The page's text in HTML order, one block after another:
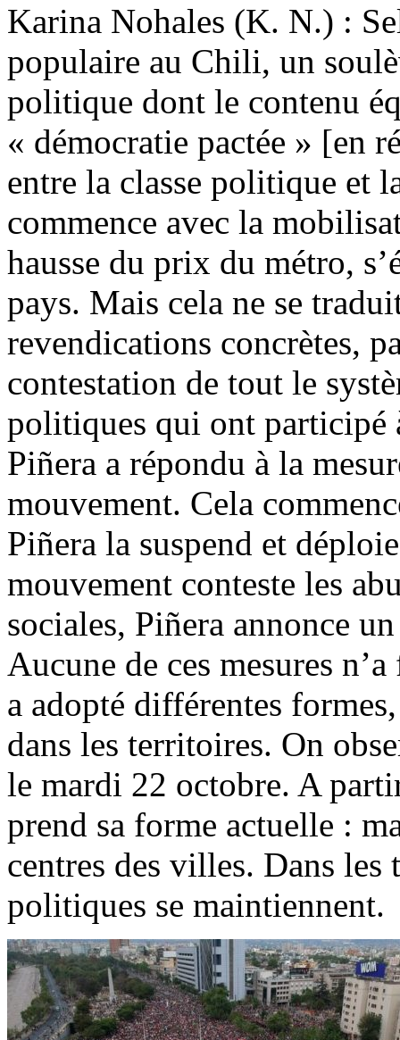
Karina Nohales (K. N.) :
populaire au Chili, un
politique dont le contenu
« démocratie pactée » [en
entre la classe politique et
commence avec la
hausse du prix du métro,
pays. Mais cela ne se
revendications concrètes,
contestation de tout le
politiques qui ont participé
Piñera a répondu à la
mouvement. Cela
Piñera la suspend et
mouvement conteste les
sociales, Piñera annonce
Aucune de ces mesures
a adopté différentes
dans les territoires. On
le mardi 22 octobre. A
prend sa forme actuelle :
centres des villes. Dans
politiques se maintiennent.